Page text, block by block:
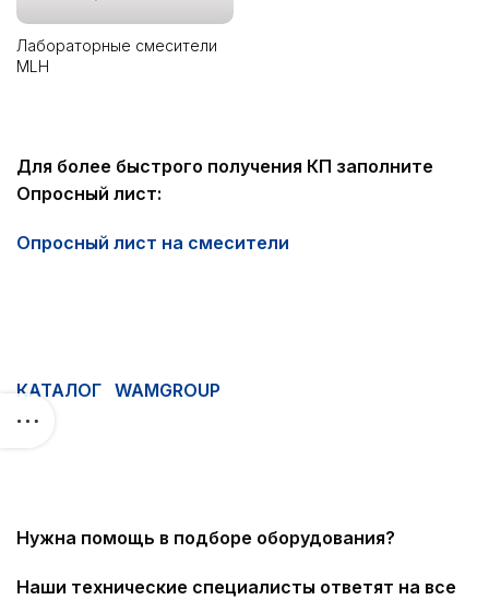
Лабораторные смесители
MLH
Для более быстрого получения КП заполните
Опросный лист:
Опросный лист на смесители
КАТАЛОГ WAMGROUP
Нужна помощь в подборе оборудования?
Наши технические специалисты ответят на все